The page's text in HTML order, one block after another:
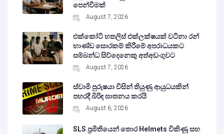
පෙන්වීමක්
August 7, 2026
එක්කෝටි හතලිස් එක්ලක්ෂයක් වටිනා රන්
භාණ්ඩ සොරකම් කිරීමේ අපරාධයකට
සම්බන්ධ සිව්දෙනෙකු අත්අඩංගුවට
August 7, 2026
ස්වාමි පුරුෂයා විසින් තියුණු ආයුධයකින්
පහරදී බිරිඳ ඝාතනය කරයි
August 6, 2026
SLS ප්‍රමිතියෙන් තොර Helmets විකිණූ සහ